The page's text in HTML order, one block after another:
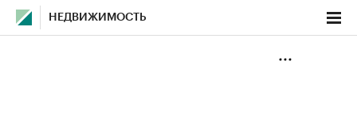
НЕДВИЖИМОСТЬ